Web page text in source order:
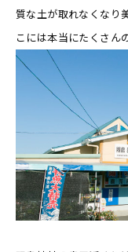
質な土が取れなくなり
こには本当にたくさん